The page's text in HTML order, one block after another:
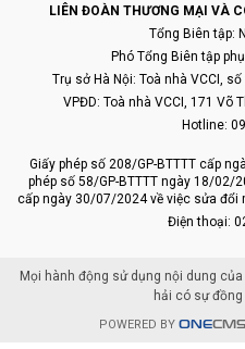
LIÊN ĐOÀN THƯƠNG MẠI VÀ
Tổng Biên tập:
Phó Tổng Biên tập
Trụ sở Hà Nội: Toà nhà VCCI,
VPĐD: Toà nhà VCCI, 171 Võ
Hotline:
Giấy phép số 208/GP-BTTTT cấp
phép số 58/GP-BTTTT ngày 18/02/
cấp ngày 30/07/2024 về việc sửa đổi
Điện thoại:
Mọi hành động sử dụng nội dung
hải có sự
POWERED BY ONECMS